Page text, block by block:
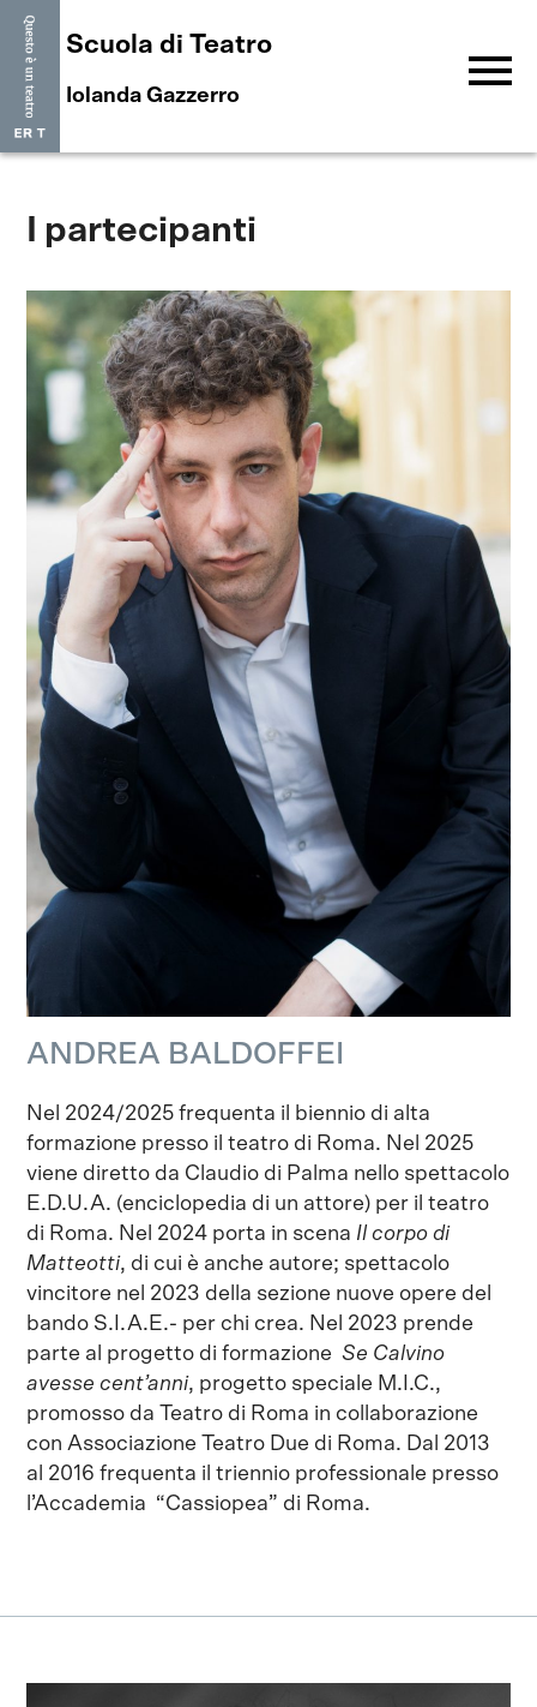
Scuola di Teatro
Iolanda Gazzerro menu
I partecipanti
ANDREA BALDOFFEI
Nel 2024/2025 frequenta il biennio di alta
formazione presso il teatro di Roma. Nel 2025
viene diretto da Claudio di Palma nello spettacolo
E.D.U.A. (enciclopedia di un attore) per il teatro
di Roma. Nel 2024 porta in scena Il corpo di
Matteotti, di cui è anche autore; spettacolo
vincitore nel 2023 della sezione nuove opere del
bando S.I.A.E.- per chi crea. Nel 2023 prende
parte al progetto di formazioneSe Calvino
avesse cent’anni, progetto speciale M.I.C.,
promosso da Teatro di Roma in collaborazione
con Associazione Teatro Due di Roma. Dal 2013
al 2016 frequenta il triennio professionale presso
l’Accademia “Cassiopea” di Roma.